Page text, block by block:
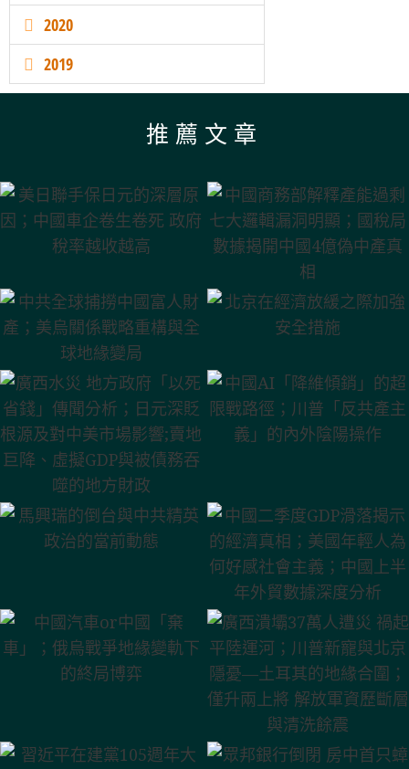
2020
2019
推薦文章
美日聯手保日元的深層原
因；中國車企卷生卷死 政
府稅率越收越高
中國商務部解釋產能過剩
七大邏輯漏洞明顯；國稅
局數據揭開中國4億偽中
產真相
中共全球捕撈中國富人財
產；美烏關係戰略重構與
全球地緣變局
北京在經濟放緩之際加強
安全措施
廣西水災 地方政府「以死
省錢」傳聞分析；日元深
貶根源及對中美市場影響;
賣地巨降、虛擬GDP與被
債務吞噬的地方財政
中國AI「降維傾銷」的超
限戰路徑；川普「反共產
主義」的內外陰陽操作
馬興瑞的倒台與中共精英
政治的當前動態
中國二季度GDP滑落揭示
的經濟真相；美國年輕人
為何好感社會主義；中國
上半年外貿數據深度分析
中國汽車or中國「棄
車」；俄烏戰爭地緣變軌
下的終局博弈
廣西潰壩37萬人遭災 禍起
平陸運河；川普新寵與北
京隱憂—土耳其的地緣合
圍；僅升兩上將 解放軍資
歷斷層與清洗餘震
習近平在建黨105週年大 眾邦銀行倒閉 房中首只蟑